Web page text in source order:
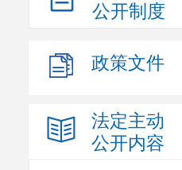
公开制度
政策文件
法定主动
公开内容